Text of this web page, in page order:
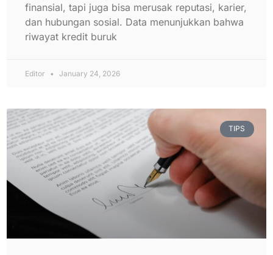
finansial, tapi juga bisa merusak reputasi, karier,
dan hubungan sosial. Data menunjukkan bahwa
riwayat kredit buruk
Editor January 24, 2026
TIPS